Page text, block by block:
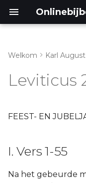
Lukas
Welkom Karl
Leviticus
FEEST- EN
I. Vers 1-55
Na het gebeurde